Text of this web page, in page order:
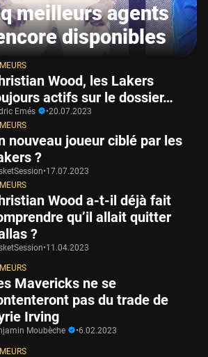
meilleurs agents
disponibles
Wood, les Lakers
actifs sur le dossier…
Emés •20.07.2023
nouveau joueur ciblé par les
?
•17.07.2023
Wood a-t-il déjà fait
qu’il allait quitter
?
•11.04.2023
Mavericks ne se
pas du trade de
Irving
Moubèche •6.02.2023